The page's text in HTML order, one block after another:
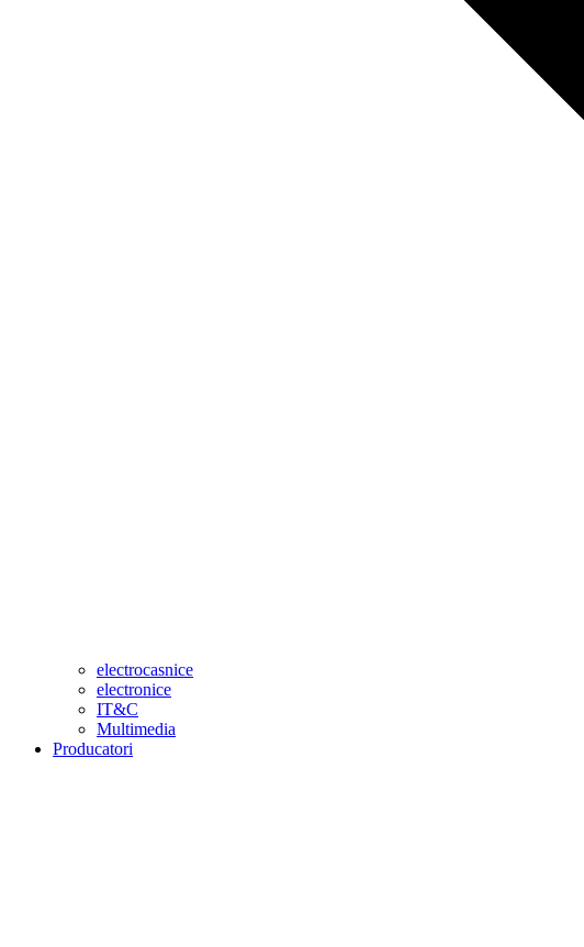
electrocasnice
electronice
IT&C
Multimedia
Producatori